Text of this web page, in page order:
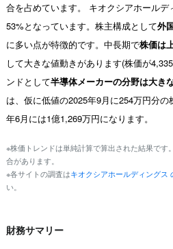
合を占めています。 キオクシアホール
53%となっています。株主構成として外
に多い点が特徴的です。中長期で株価は
して大きな値動きがあります(株価が
ンドとして半導体メーカーの分野は大き
は、仮に低値の2025年9月に254万円分
年6月には1億1,269万円になります。
※株価トレンドは単純計算で算出された結果です
合があります。
※各サイトの調査はキオクシアホールディングス
い。
財務サマリー